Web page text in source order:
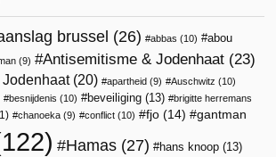
brussel (26) abbas (10)
abou
(9) Antisemitisme & Jodenhaat (23)
(20) apartheid (9) Auschwitz (10)
besnijdenis (10) beveiliging (13)
brigitte herremans
chanoeka (9) conflict (10) fjo (14) gantman
Hamas (27) hans knoop (13)